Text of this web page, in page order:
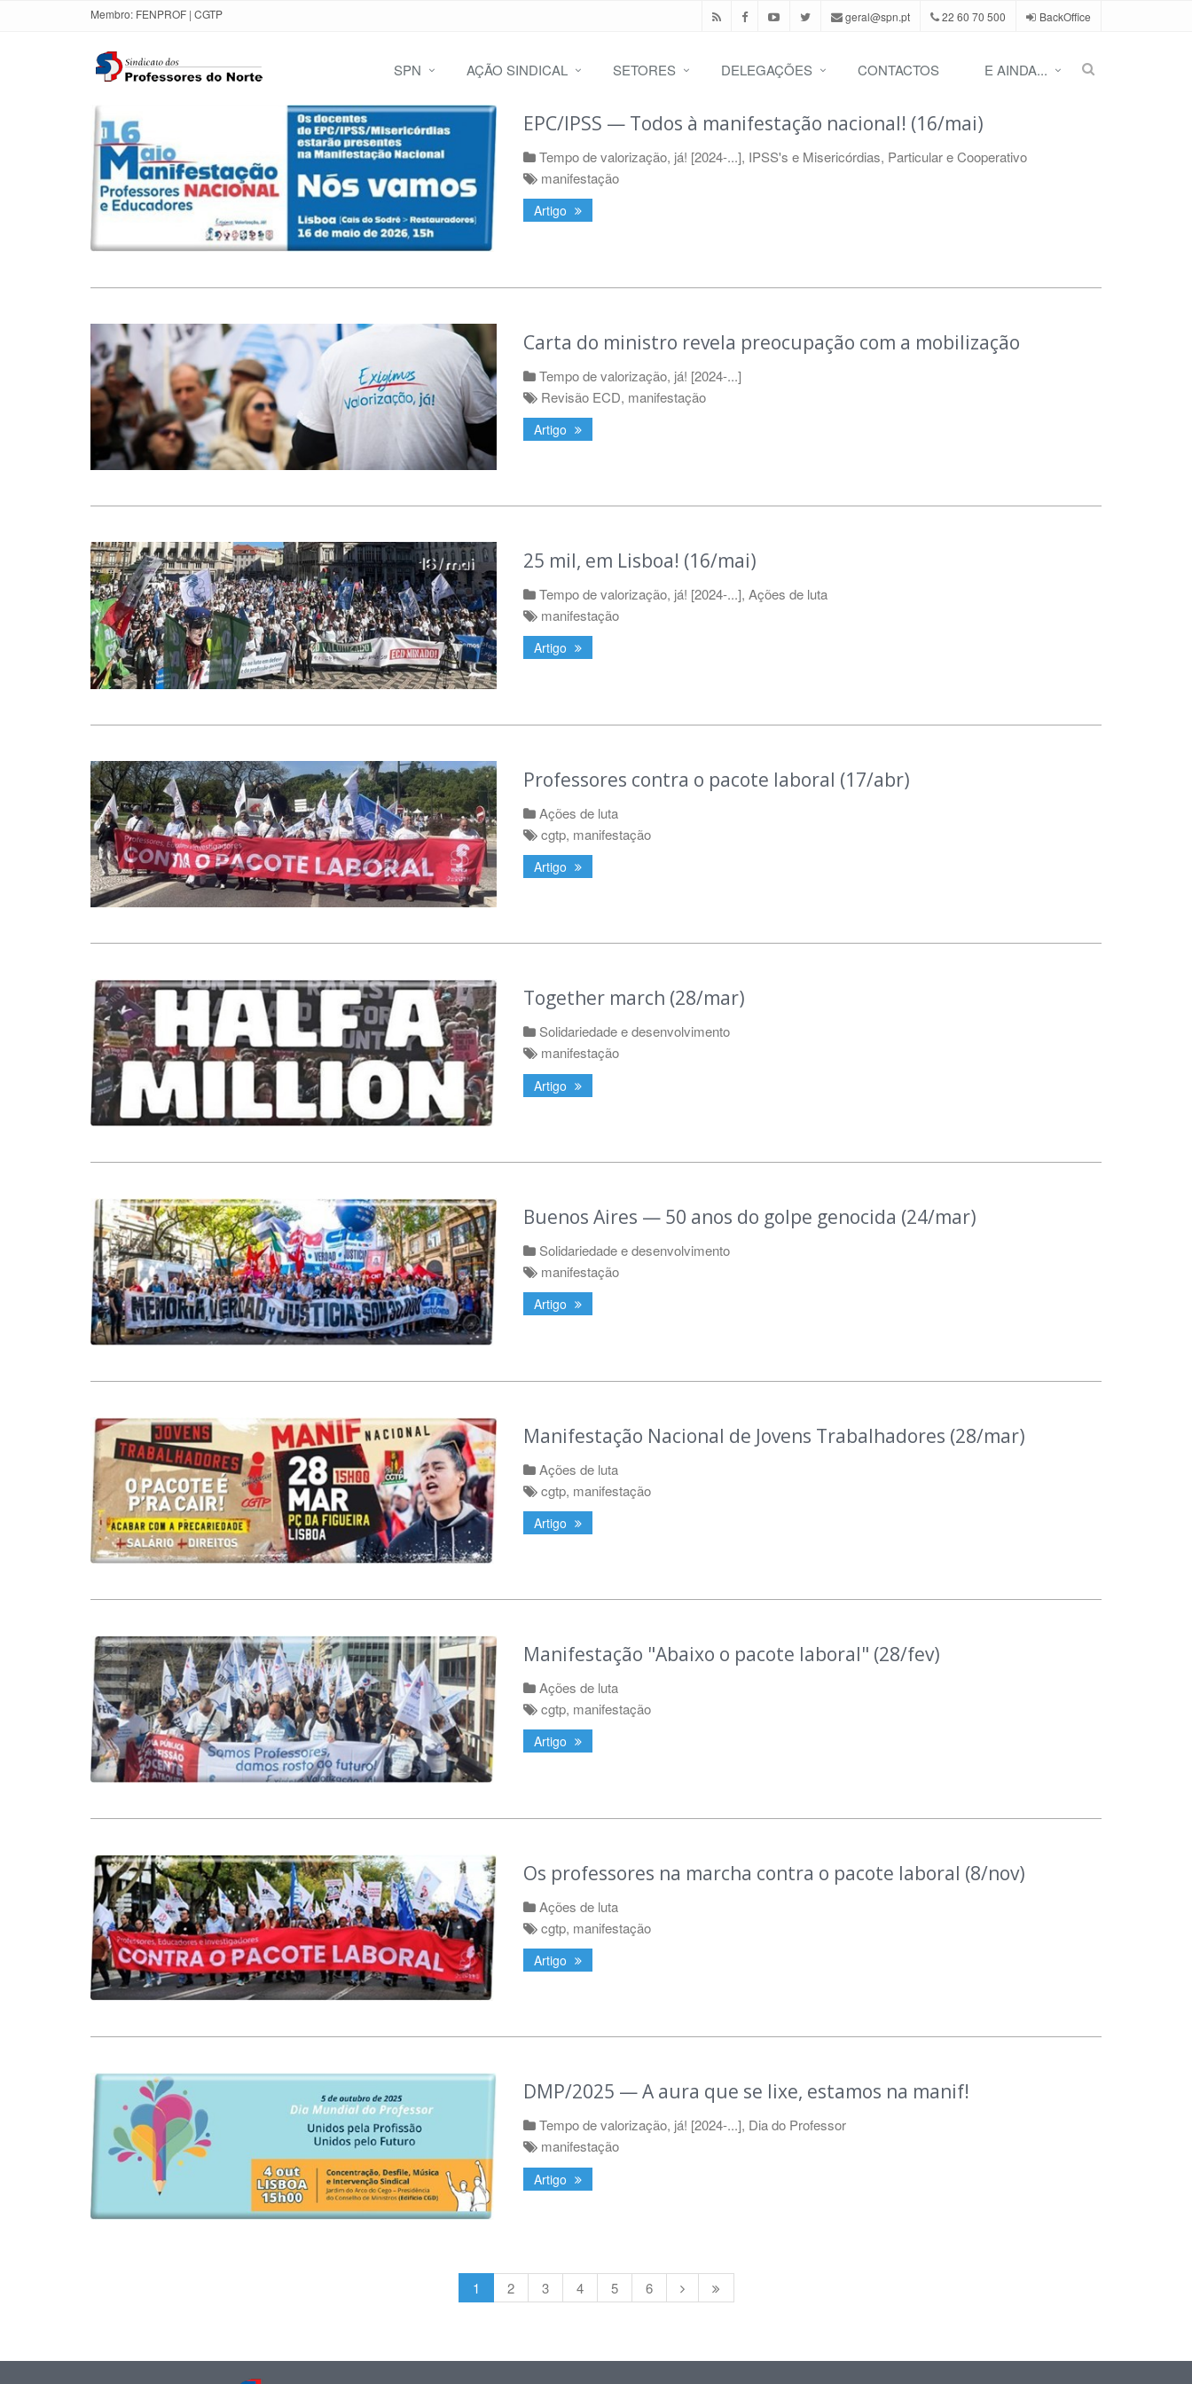
Membro: FENPROF | CGTP geral@spn.pt 22 60 70 500 BackOffice
SPN AÇÃO SINDICAL SETORES DELEGAÇÕES CONTACTOS E AINDA...
EPC/IPSS — Todos à manifestação nacional! (16/mai)
Tempo de valorização, já! [2024-...], IPSS's e Misericórdias, Particular e Cooperativo
manifestação
Artigo
Carta do ministro revela preocupação com a mobilização
Tempo de valorização, já! [2024-...]
Revisão ECD, manifestação
Artigo
25 mil, em Lisboa! (16/mai)
Tempo de valorização, já! [2024-...], Ações de luta
manifestação
Artigo
Professores contra o pacote laboral (17/abr)
Ações de luta
cgtp, manifestação
Artigo
Together march (28/mar)
Solidariedade e desenvolvimento
manifestação
Artigo
Buenos Aires — 50 anos do golpe genocida (24/mar)
Solidariedade e desenvolvimento
manifestação
Artigo
Manifestação Nacional de Jovens Trabalhadores (28/mar)
Ações de luta
cgtp, manifestação
Artigo
Manifestação "Abaixo o pacote laboral" (28/fev)
Ações de luta
cgtp, manifestação
Artigo
Os professores na marcha contra o pacote laboral (8/nov)
Ações de luta
cgtp, manifestação
Artigo
DMP/2025 — A aura que se lixe, estamos na manif!
Tempo de valorização, já! [2024-...], Dia do Professor
manifestação
Artigo
1 2 3 4 5 6